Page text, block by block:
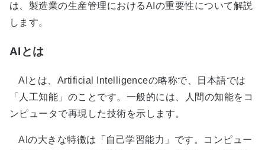
は、製造業の生産管理におけるAIの重要性について解説
します。
AIとは
AIとは、Artificial Intelligenceの略称で、日本語では
「人工知能」のことです。一般的には、人間の知能をコ
ンピュータで再現した技術を示します。
AIの大きな特徴は「自己学習能力」です。コンピュー